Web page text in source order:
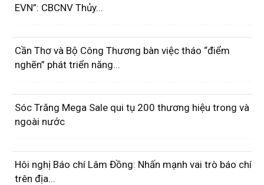
EVN”: CBCNV Thủy...
Cần Thơ và Bộ Công Thương bàn việc tháo “điểm
nghẽn” phát triển năng...
Sóc Trăng Mega Sale qui tụ 200 thương hiệu trong và
ngoài nước
Hôi nghị Báo chí Lâm Đồng: Nhấn mạnh vai trò báo chí
trên địa...